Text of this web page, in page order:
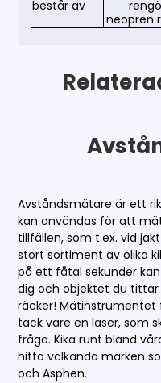
består av
neopren
Avståndsmätare är ett
kan användas för att
tillfällen, som t.ex. vid
stort sortiment av olika
på ett fåtal sekunder
dig och objektet du tittar
räcker! Mätinstrumentet
tack vare en laser, som
fråga. Kika runt bland
hitta välkända märken
och Asphen.